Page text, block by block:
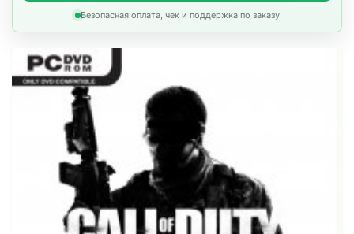
Безопасная оплата, чек и поддержка по заказу